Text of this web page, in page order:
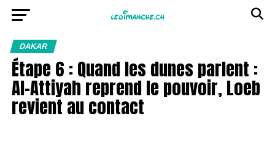
DAKAR
Étape 6 : Quand les dunes parlent :
Al-Attiyah reprend le pouvoir, Loeb
revient au contact